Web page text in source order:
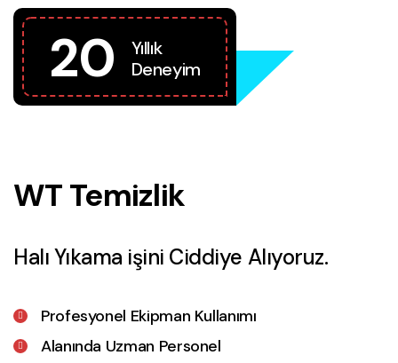
20
Yıllık
Deneyim
WT Temizlik
Halı Yıkama işini Ciddiye Alıyoruz.
Profesyonel Ekipman Kullanımı
Alanında Uzman Personel